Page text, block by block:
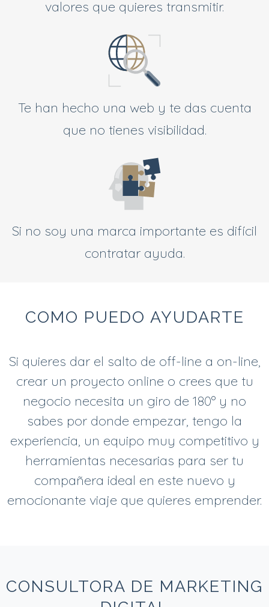
valores que quieres transmitir.
Te han hecho una web y te das cuenta
que no tienes visibilidad.
Si no soy una marca importante es difícil
contratar ayuda.
COMO PUEDO AYUDARTE
Si quieres dar el salto de off-line a on-line,
crear un proyecto online o crees que tu
negocio necesita un giro de 180º y no
sabes por donde empezar, tengo la
experiencia, un equipo muy competitivo y
herramientas necesarias para ser tu
compañera ideal en este nuevo y
emocionante viaje que quieres emprender.
CONSULTORA DE MARKETING